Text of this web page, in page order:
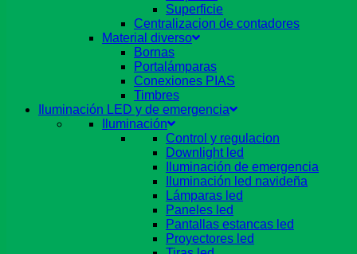
Superficie
Centralizacion de contadores
Material diverso
Bornas
Portalámparas
Conexiones PIAS
Timbres
Iluminación LED y de emergencia
Iluminación
Control y regulacion
Downlight led
Iluminación de emergencia
Iluminación led navideña
Lámparas led
Paneles led
Pantallas estancas led
Proyectores led